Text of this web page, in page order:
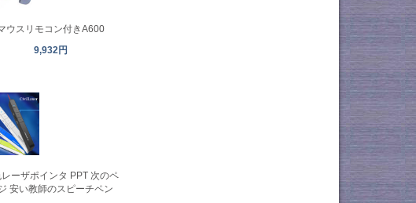
ウスリモコン付きA600
9,932円
ーザポインタ PPT 次のペ
安い教師のスピーチペン